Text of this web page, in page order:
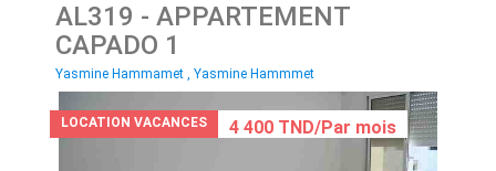
AL319 - APPARTEMENT
CAPADO 1
Yasmine Hammamet , Yasmine Hammmet
LOCATION VACANCES 4 400 TND/Par mois